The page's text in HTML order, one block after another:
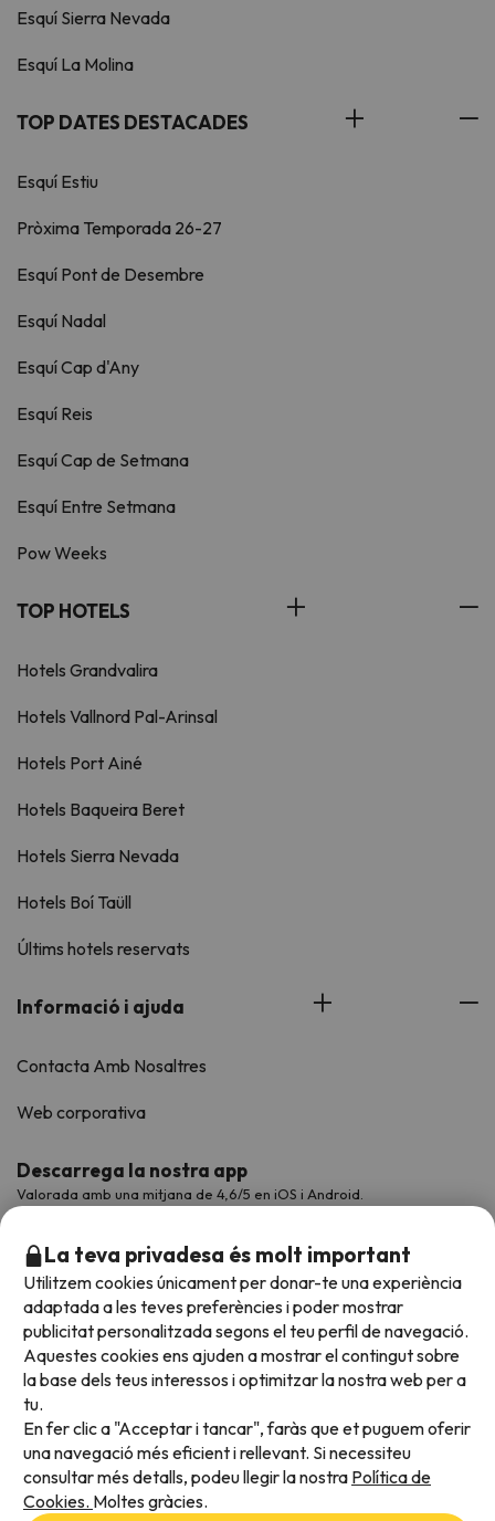
Esquí Sierra Nevada
Esquí La Molina
TOP DATES DESTACADES
Esquí Estiu
Pròxima Temporada 26-27
Esquí Pont de Desembre
Esquí Nadal
Esquí Cap d'Any
Esquí Reis
Esquí Cap de Setmana
Esquí Entre Setmana
Pow Weeks
TOP HOTELS
Hotels Grandvalira
Hotels Vallnord Pal-Arinsal
Hotels Port Ainé
Hotels Baqueira Beret
Hotels Sierra Nevada
Hotels Boí Taüll
Últims hotels reservats
Informació i ajuda
Contacta Amb Nosaltres
Web corporativa
Descarrega la nostra app
Valorada amb una mitjana de 4,6/5 en iOS i Android.
Acceptem
La teva privadesa és molt important
Utilitzem cookies únicament per donar-te una experiència
adaptada a les teves preferències i poder mostrar
publicitat personalitzada segons el teu perfil de navegació.
Aquestes cookies ens ajuden a mostrar el contingut sobre
la base dels teus interessos i optimitzar la nostra web per a
tu.
En fer clic a "Acceptar i tancar", faràs que et puguem oferir
una navegació més eficient i rellevant. Si necessiteu
consultar més detalls, podeu llegir la nostra Política de
Cookies. Moltes gràcies.